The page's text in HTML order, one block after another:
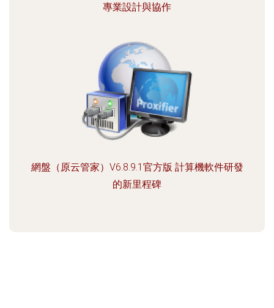
專業設計與協作
網盤（原云管家）V6.8.9.1官方版 計算機軟件研發
的新里程碑